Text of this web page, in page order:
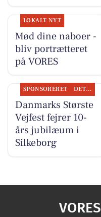
LOKALT NYT
Mød dine naboer -
bliv portrætteret
på VORES
SPONSORERET DET SKER
Danmarks Største
Vejfest fejrer 10-
års jubilæum i
Silkeborg
VORES